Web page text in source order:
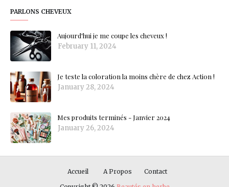
PARLONS CHEVEUX
Aujourd'hui je me coupe les cheveux !
February 11, 2024
Je teste la coloration la moins chère de chez Action !
January 28, 2024
Mes produits terminés - Janvier 2024
January 26, 2024
Accueil A Propos
Contact